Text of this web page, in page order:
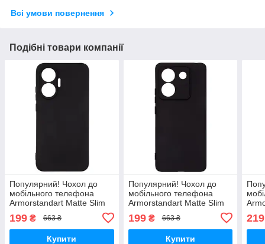
Всі умови повернення
Подібні товари компанії
Популярний! Чохол до
мобільного телефона
Armorstandart Matte Slim
Fit Xiaomi Poco F7 Black
(ARM80376) - Краща
якість тільки на
199 ₴ 663 ₴
Купити
Популярний! Чохол до
мобільного телефона
Armorstandart Matte Slim
Fit Xiaomi Poco M7 Pro 5G
Camera cover Black
(ARM83151) - Краща
199₴ 663 ₴
Купити
5G
219